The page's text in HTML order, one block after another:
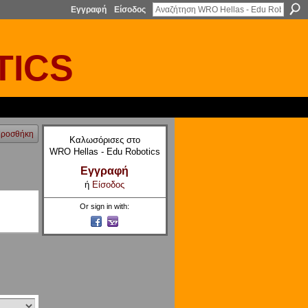
Εγγραφή Είσοδος
Καλωσόρισες στο
WRO Hellas - Edu Robotics
Εγγραφή
ή Είσοδος
Or sign in with: